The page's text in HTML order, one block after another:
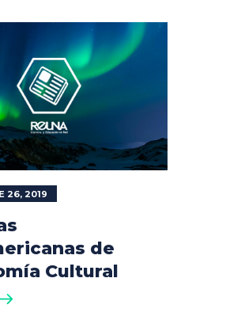
26, 2019
de
Cultural